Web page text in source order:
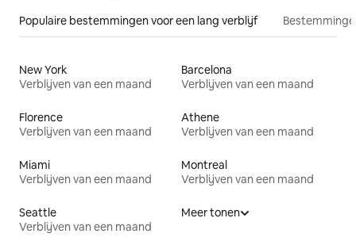
Populaire bestemmingen voor een lang verblijf
New York
Verblijven van een maand
Barcelona
Verblijven van een maand
Florence
Verblijven van een maand
Athene
Verblijven van een maand
Miami
Verblijven van een maand
Montreal
Verblijven van een maand
Seattle
Verblijven van een maand
Meer tonen